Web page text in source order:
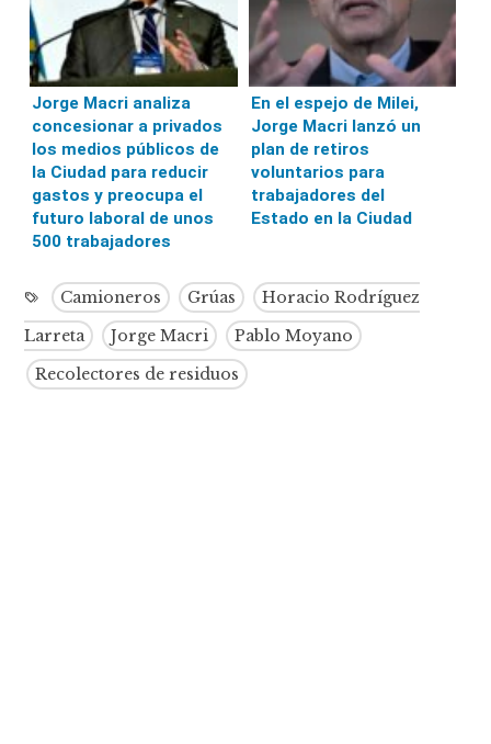
Jorge Macri analiza
concesionar a privados
los medios públicos de
la Ciudad para reducir
gastos y preocupa el
futuro laboral de unos
500 trabajadores
En el espejo de Milei,
Jorge Macri lanzó un
plan de retiros
voluntarios para
trabajadores del
Estado en la Ciudad
Camioneros Grúas
Horacio Rodríguez
Larreta
Jorge Macri
Pablo Moyano
Recolectores de residuos